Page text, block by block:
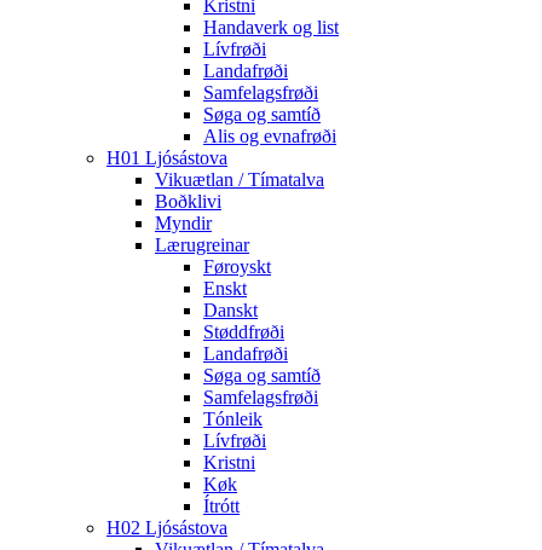
Kristni
Handaverk og list
Lívfrøði
Landafrøði
Samfelagsfrøði
Søga og samtíð
Alis og evnafrøði
H01 Ljósástova
Vikuætlan / Tímatalva
Boðklivi
Myndir
Lærugreinar
Føroyskt
Enskt
Danskt
Støddfrøði
Landafrøði
Søga og samtíð
Samfelagsfrøði
Tónleik
Lívfrøði
Kristni
Køk
Ítrótt
H02 Ljósástova